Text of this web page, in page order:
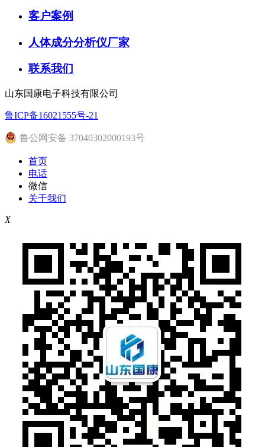
客户案例
人体成分分析仪厂家
联系我们
山东国康电子科技有限公司
鲁ICP备16021555号-21
鲁公网安备 37040302000193号
首页
电话
微信
关于我们
X